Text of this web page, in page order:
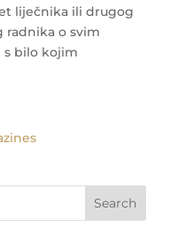
liječnika ili drugog
radnika o svim
s bilo kojim